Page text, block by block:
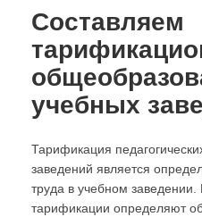
Составляем
учебных
Тарификация
заведений является
труда в учебном
тарификации определяют